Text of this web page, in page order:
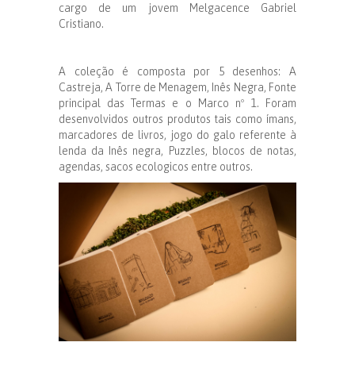
cargo de um jovem Melgacence Gabriel
Cristiano.
A coleção é composta por 5 desenhos: A
Castreja, A Torre de Menagem, Inês Negra, Fonte
principal das Termas e o Marco nº 1. Foram
desenvolvidos outros produtos tais como ímans,
marcadores de livros, jogo do galo referente à
lenda da Inês negra, Puzzles, blocos de notas,
agendas, sacos ecologicos entre outros.